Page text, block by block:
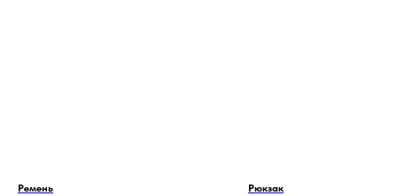
Ремень
Рюкзак